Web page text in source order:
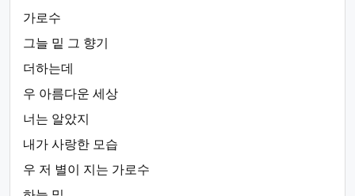
가로수
그늘 밑 그 향기
더하는데
우 아름다운 세상
너는 알았지
내가 사랑한 모습
우 저 별이 지는 가로수